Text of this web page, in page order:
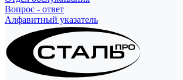
Вопрос - ответ
Алфавитный указатель